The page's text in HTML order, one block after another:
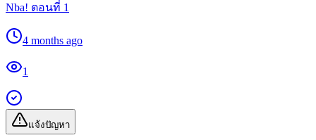
Nba! ตอนที่ 1
4 months ago
1
แจ้งปัญหา